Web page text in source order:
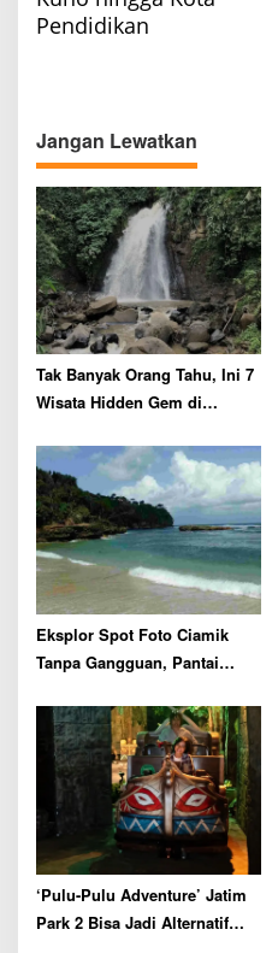
t
i
g
a
t
i
o
n
Pendidikan
Jangan Lewatkan
Tak Banyak Orang Tahu, Ini 7
Wisata Hidden Gem di
Eksplor Spot Foto Ciamik
Tanpa Gangguan, Pantai
‘Pulu-Pulu Adventure’ Jatim
Park 2 Bisa Jadi Alternatif